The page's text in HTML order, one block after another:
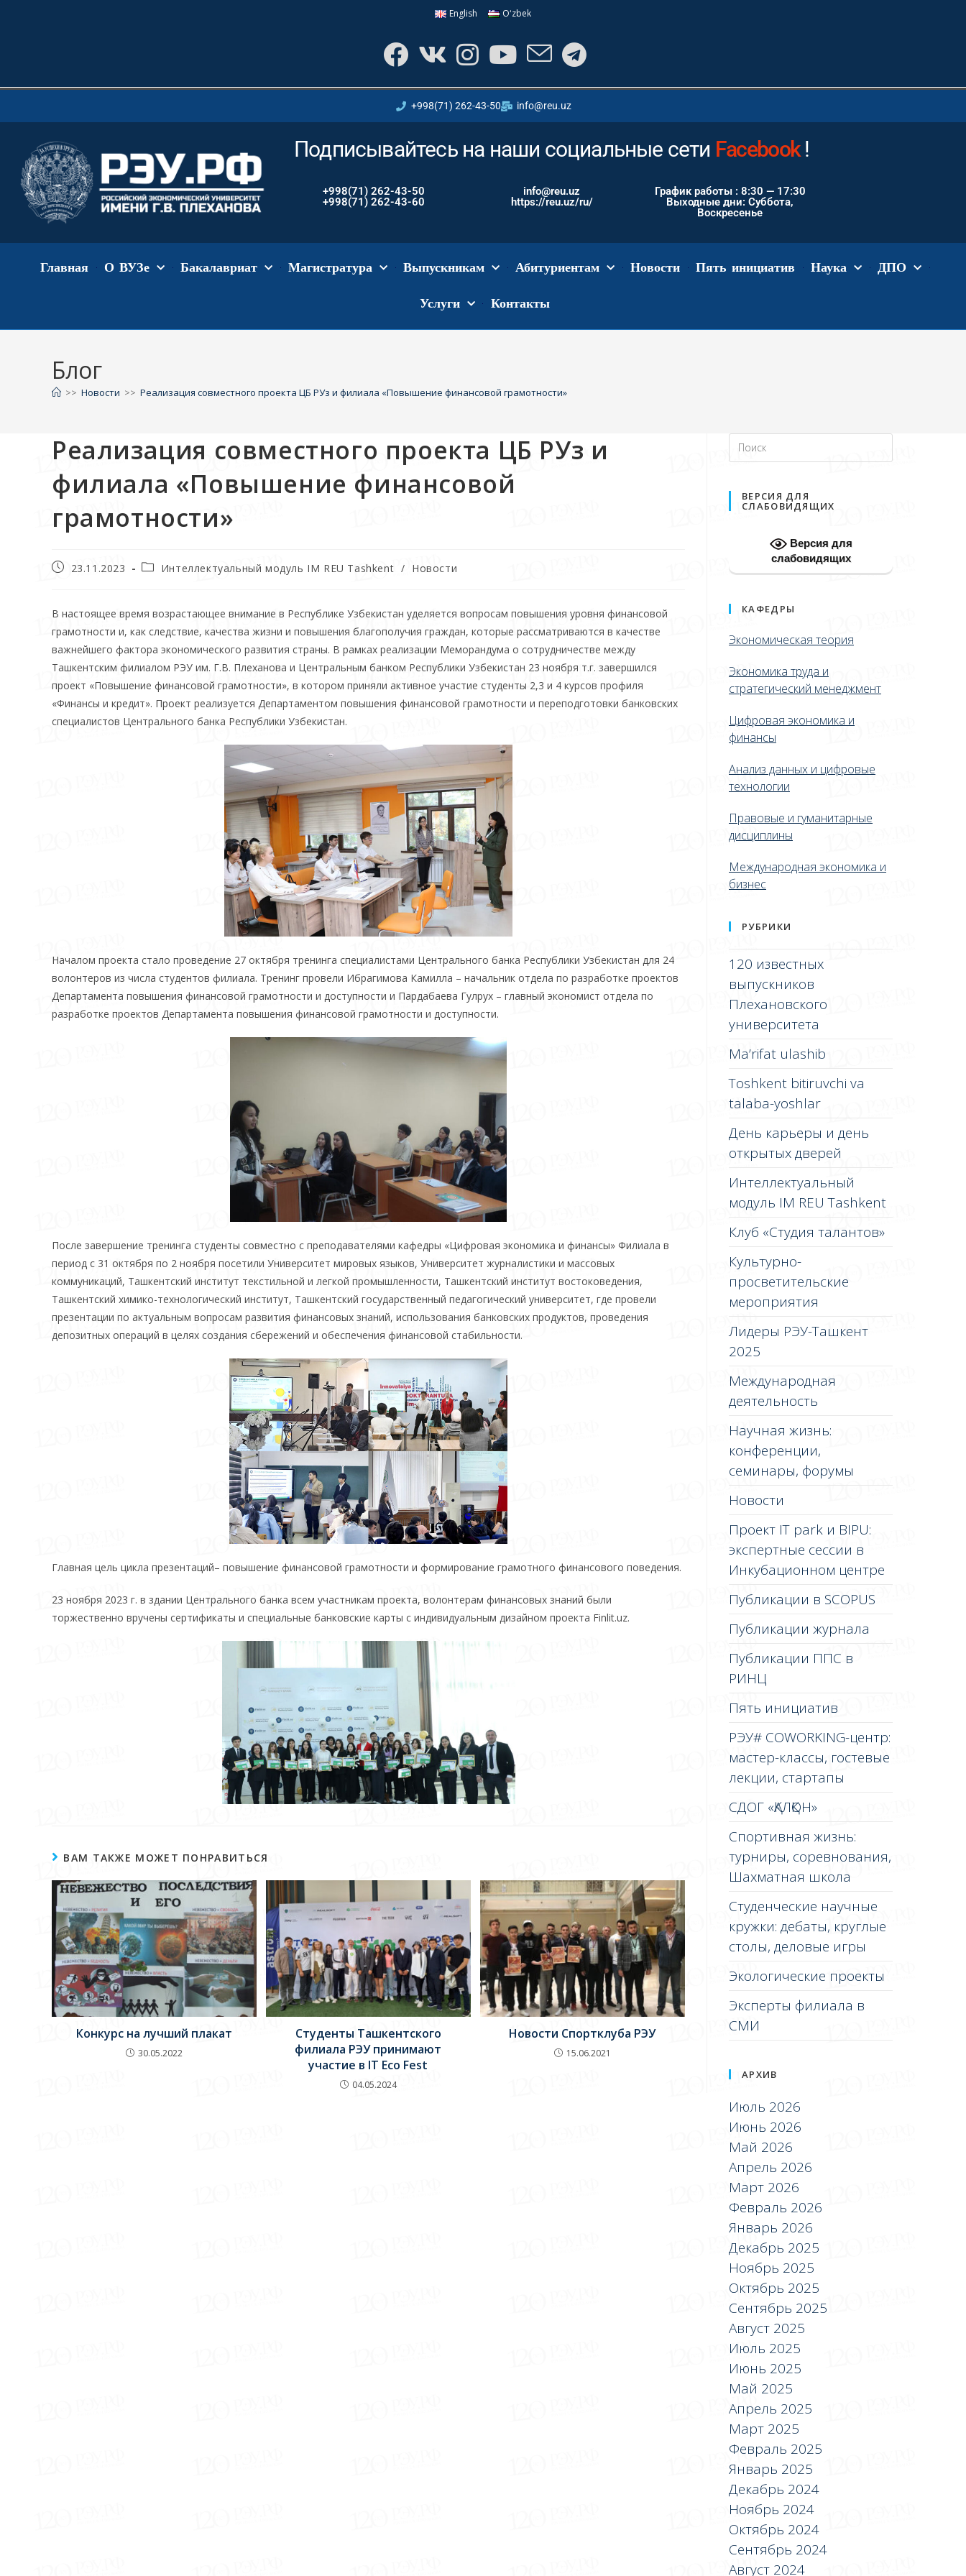
English Oʻzbek
+998(71) 262-43-50 info@reu.uz
Подписывайтесь на наши социальные сети Telegram !
+998(71) 262-43-50
+998(71) 262-43-60
info@reu.uz
https://reu.uz/ru/
График работы : 8:30 — 17:30
Выходные дни: Суббота,
Воскресенье
Главная О ВУЗе Бакалавриат Магистратура Выпускникам Абитуриентам Новости Пять инициатив Наука ДПО
Услуги Контакты
Блог
>> Новости >> Реализация совместного проекта ЦБ РУз и филиала «Повышение финансовой грамотности»
Реализация совместного проекта ЦБ РУз и
филиала «Повышение финансовой
грамотности»
23.11.2023 Интеллектуальный модуль IM REU Tashkent / Новости
В настоящее время возрастающее внимание в Республике Узбекистан уделяется вопросам повышения уровня финансовой
грамотности и, как следствие, качества жизни и повышения благополучия граждан, которые рассматриваются в качестве
важнейшего фактора экономического развития страны. В рамках реализации Меморандума о сотрудничестве между
Ташкентским филиалом РЭУ им. Г.В. Плеханова и Центральным банком Республики Узбекистан 23 ноября т.г. завершился
проект «Повышение финансовой грамотности», в котором приняли активное участие студенты 2,3 и 4 курсов профиля
«Финансы и кредит». Проект реализуется Департаментом повышения финансовой грамотности и переподготовки банковских
специалистов Центрального банка Республики Узбекистан.
Началом проекта стало проведение 27 октября тренинга специалистами Центрального банка Республики Узбекистан для 24
волонтеров из числа студентов филиала. Тренинг провели Ибрагимова Камилла – начальник отдела по разработке проектов
Департамента повышения финансовой грамотности и доступности и Пардабаева Гулрух – главный экономист отдела по
разработке проектов Департамента повышения финансовой грамотности и доступности.
После завершение тренинга студенты совместно с преподавателями кафедры «Цифровая экономика и финансы» Филиала в
период с 31 октября по 2 ноября посетили Университет мировых языков, Университет журналистики и массовых
коммуникаций, Ташкентский институт текстильной и легкой промышленности, Ташкентский институт востоковедения,
Ташкентский химико-технологический институт, Ташкентский государственный педагогический университет, где провели
презентации по актуальным вопросам развития финансовых знаний, использования банковских продуктов, проведения
депозитных операций в целях создания сбережений и обеспечения финансовой стабильности.
Главная цель цикла презентаций– повышение финансовой грамотности и формирование грамотного финансового поведения.
23 ноября 2023 г. в здании Центрального банка всем участникам проекта, волонтерам финансовых знаний были
торжественно вручены сертификаты и специальные банковские карты с индивидуальным дизайном проекта Finlit.uz.
ВАМ ТАКЖЕ МОЖЕТ ПОНРАВИТЬСЯ
Конкурс на лучший плакат
30.05.2022
Студенты Ташкентского
филиала РЭУ принимают
участие в IT Eco Fest
04.05.2024
Новости Спортклуба РЭУ
15.06.2021
ВЕРСИЯ ДЛЯ
СЛАБОВИДЯЩИХ
Версия для
слабовидящих
КАФЕДРЫ
Экономическая теория
Экономика труда и
стратегический менеджмент
Цифровая экономика и
финансы
Анализ данных и цифровые
технологии
Правовые и гуманитарные
дисциплины
Международная экономика и
бизнес
РУБРИКИ
120 известных
выпускников
Плехановского
университета
Ma’rifat ulashib
Toshkent bitiruvchi va
talaba-yoshlar
День карьеры и день
открытых дверей
Интеллектуальный
модуль IM REU Tashkent
Клуб «Студия талантов»
Культурно-
просветительские
мероприятия
Лидеры РЭУ-Ташкент
2025
Международная
деятельность
Научная жизнь:
конференции,
семинары, форумы
Новости
Проект IT park и BIPU:
экспертные сессии в
Инкубационном центре
Публикации в SCOPUS
Публикации журнала
Публикации ППС в
РИНЦ
Пять инициатив
РЭУ# COWORKING-центр:
мастер-классы, гостевые
лекции, стартапы
СДОГ «ҚАЛҚОН»
Спортивная жизнь:
турниры, соревнования,
Шахматная школа
Студенческие научные
кружки: дебаты, круглые
столы, деловые игры
Экологические проекты
Эксперты филиала в
СМИ
АРХИВ
Июль 2026
Июнь 2026
Май 2026
Апрель 2026
Март 2026
Февраль 2026
Январь 2026
Декабрь 2025
Ноябрь 2025
Октябрь 2025
Сентябрь 2025
Август 2025
Июль 2025
Июнь 2025
Май 2025
Апрель 2025
Март 2025
Февраль 2025
Январь 2025
Декабрь 2024
Ноябрь 2024
Октябрь 2024
Сентябрь 2024
Август 2024